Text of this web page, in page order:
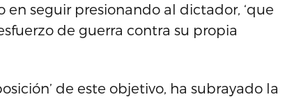
en seguir presionando al dictador, ‘que
de guerra contra su propia
de este objetivo, ha subrayado la